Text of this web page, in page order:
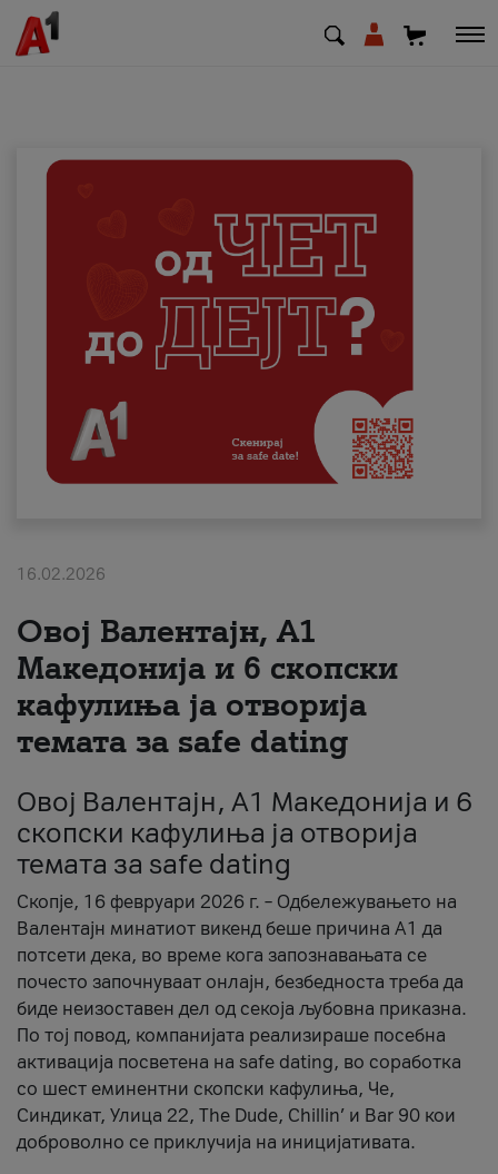
Деловни
Поддршка
Надополни кредит
Плати сметка
#ПодобарОнлајн
16.02.2026
Овој Валентајн, A1
Македонија и 6 скопски
кафулиња ја отворија
темата за safe dating
Овој Валентајн, A1 Македонија и 6
скопски кафулиња ја отворија
темата за safe dating
Скопје, 16 февруари 2026 г. – Одбележувањето на
Валентајн минатиот викенд беше причина А1 да
потсети дека, во време кога запознавањата се
почесто започнуваат онлајн, безбедноста треба да
биде неизоставен дел од секоја љубовна приказна.
По тој повод, компанијата реализираше посебна
активација посветена на safe dating, во соработка
со шест еминентни скопски кафулиња, Че,
Синдикат, Улица 22, The Dude, Chillin’ и Bar 90 кои
доброволно се приклучија на иницијативата.